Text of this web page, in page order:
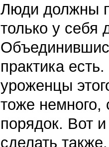
Люди должны
только у себя
практика
уроженцы
тоже немного,
порядок. Вот
сделать